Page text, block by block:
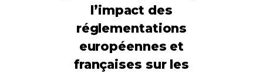
l’impact des
réglementations
européennes et
françaises sur les